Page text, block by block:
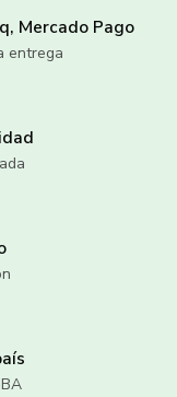
Mercado Pago
entrega